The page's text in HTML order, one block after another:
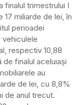
finalul trimestrului I
17 miliarde de lei, în
perioadei
vehiculele
respectiv 10,88
de finalul aceluiași
au
de lei, cu 8,8%
de anul trecut.